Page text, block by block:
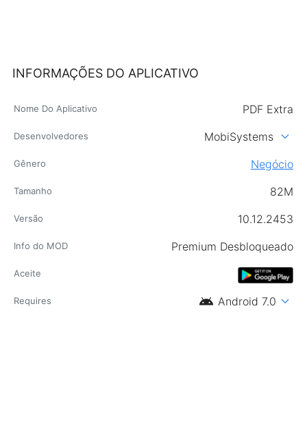
INFORMAÇÕES DO APLICATIVO
Nome Do Aplicativo PDF Extra
Desenvolvedores MobiSystems expand_more
Gênero Negócio
Tamanho 82M
Versão 10.12.2453
Info do MOD Premium Desbloqueado
Aceite
Requires android Android 7.0 expand_more